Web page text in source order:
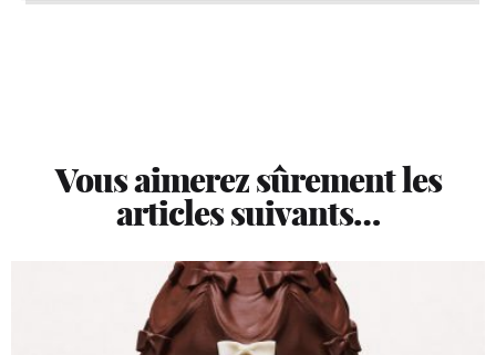
Vous aimerez sûrement les
articles suivants…